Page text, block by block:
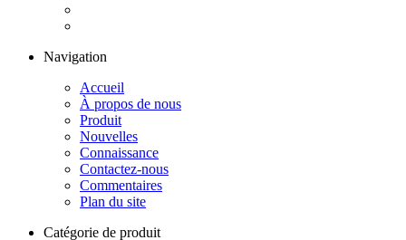
Navigation
Accueil
À propos de nous
Produit
Nouvelles
Connaissance
Contactez-nous
Commentaires
Plan du site
Catégorie de produit